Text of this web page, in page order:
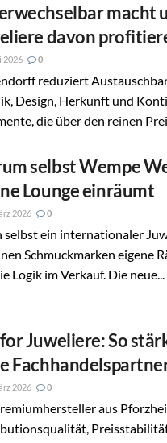
macht
davon
2026 0
reduziert
Design, Herkunft und
die über den reinen
selbst Wempe
Lounge einräumt
2026 0
selbst ein internationaler
Schmuckmarken eigene
Logik im Verkauf. Die neue...
Juweliere: So
2026 0
aus